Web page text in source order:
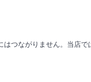
つながりません。当店